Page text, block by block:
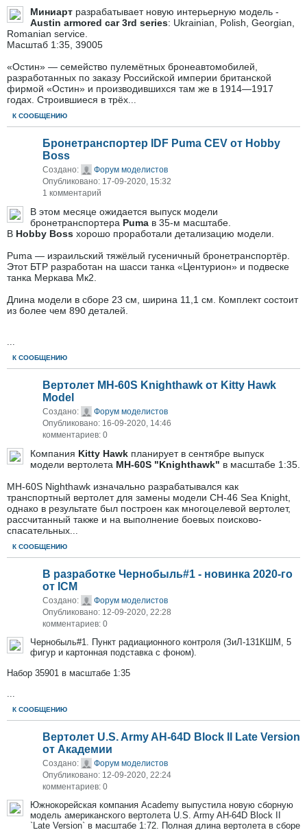
Миниарт разрабатывает новую интерьерную модель -
Austin armored car 3rd series: Ukrainian, Polish, Georgian,
Romanian service.
Масштаб 1:35, 39005
«Остин» — семейство пулемётных бронеавтомобилей,
разработанных по заказу Российской империи британской
фирмой «Остин» и производившихся там же в 1914—1917
годах. Строившиеся в трёх
К СООБЩЕНИЮ
Бронетранспортер IDF Puma CEV от Hobby
Boss
Создано:
Форум моделистов
Опубликовано: 17-09-2020, 15:32
1 комментарий
В этом месяце ожидается выпуск модели
бронетранспортера Puma в 35-м масштабе.
В Hobby Boss хорошо проработали детализацию модели.
Puma — израильский тяжёлый гусеничный бронетранспортёр.
Этот БТР разработан на шасси танка «Центурион» и подвеске
танка Меркава Мк2.
Длина модели в сборе 23 см, ширина 11,1 см. Комплект состоит
из более чем 890 деталей.
К СООБЩЕНИЮ
Вертолет MH-60S Knighthawk от Kitty Hawk
Model
Создано:
Форум моделистов
Опубликовано: 16-09-2020, 14:46
комментариев: 0
Компания Kitty Hawk планирует в сентябре выпуск
модели вертолета MH-60S "Knighthawk" в масштабе 1:35.
MH-60S Nighthawk изначально разрабатывался как
транспортный вертолет для замены модели CH-46 Sea Knight,
однако в результате был построен как многоцелевой вертолет,
рассчитанный также и на выполнение боевых поисково-
спасательных
К СООБЩЕНИЮ
В разработке Чернобыль#1 - новинка 2020-го
от ICM
Создано:
Форум моделистов
Опубликовано: 12-09-2020, 22:28
комментариев: 0
Чернобыль#1. Пункт радиационного контроля (ЗиЛ-131КШМ, 5
фигур и картонная подставка с фоном).
Набор 35901 в масштабе 1:35
К СООБЩЕНИЮ
Вертолет U.S. Army AH-64D Block II Late Version
от Академии
Создано:
Форум моделистов
Опубликовано: 12-09-2020, 22:24
комментариев: 0
Южнокорейская компания Academy выпустила новую сборную
модель американского вертолета U.S. Army AH-64D Block II
`Late Version` в масштабе 1:72. Полная длина вертолета в сборе